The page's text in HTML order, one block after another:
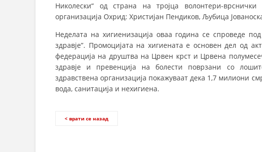
Николески“ од страна на тројца волонтери-
организација Охрид: Христијан Пендиков, Љубица
Неделата на хигиенизација оваа година се спроведе
здравје”. Промоцијата на хигиената е основен дел од
федерација на друштва на Црвен крст и Црвена
здравје и превенција на болести поврзани со
здравствена организација покажуваат дека 1,7 милиони
вода, санитација и нехигиена.
< врати се назад